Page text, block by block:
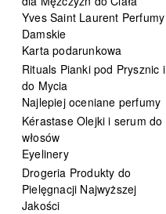
Yves Saint Laurent Perfumy
Damskie
Karta podarunkowa
Rituals Pianki pod Prysznic i
do Mycia
Najlepiej oceniane perfumy
Kérastase Olejki i serum do
włosów
Eyelinery
Drogeria Produkty do
Pielęgnacji Najwyższej
Jakości